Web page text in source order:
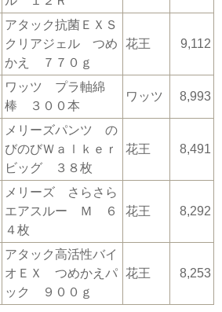
アタック抗菌ＥＸＳ
クリアジェル つめ
かえ ７７０ｇ
花王 9,112
ワッツ プラ軸綿
棒 ３００本
ワッツ 8,993
メリーズパンツ の
びのびＷａｌｋｅｒ
ビッグ ３８枚
花王 8,491
メリーズ さらさら
エアスルー Ｍ ６
４枚
花王 8,292
アタック高活性バイ
オＥＸ つめかえパ
ック ９００ｇ
花王 8,253